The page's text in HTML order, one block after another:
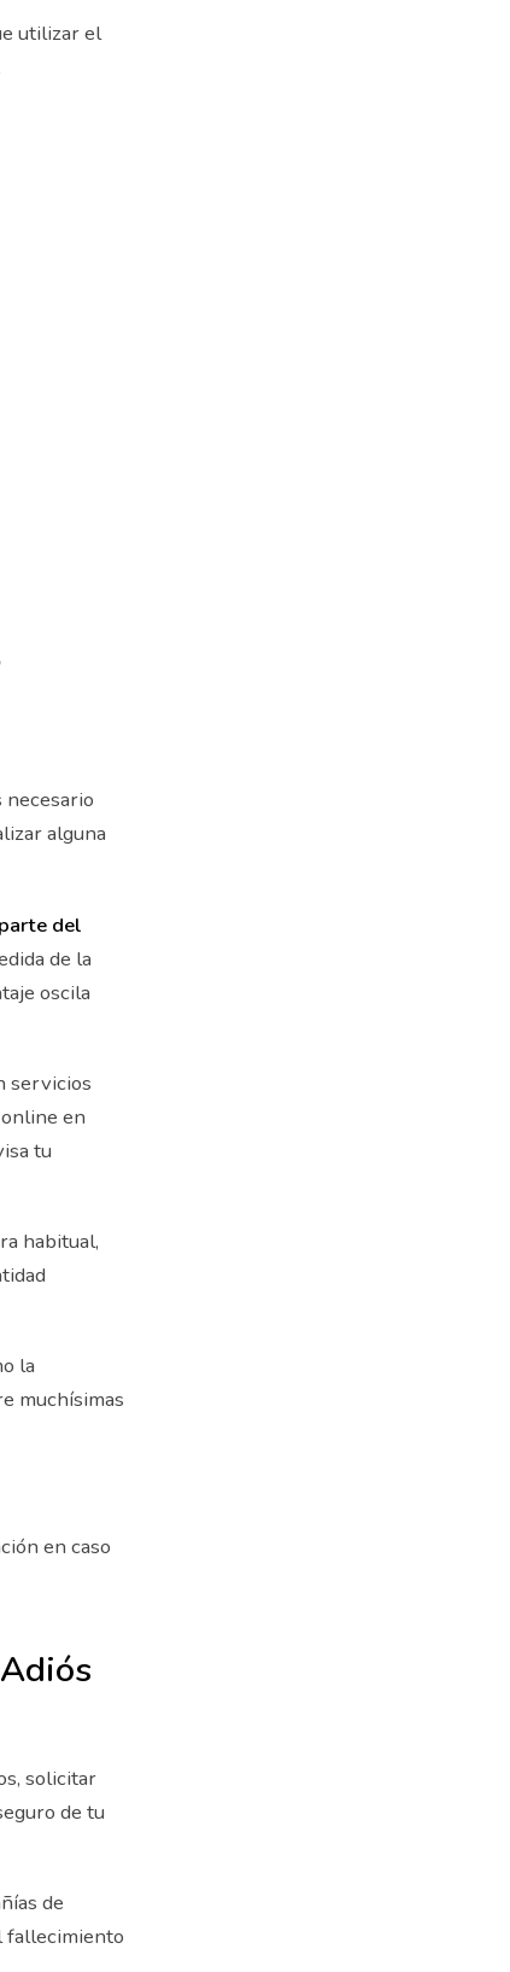
utilizar el
necesario
alguna
del
de la
oscila
servicios
en
tu
habitual,
la
muchísimas
en caso
solicitar
de tu
de
fallecimiento